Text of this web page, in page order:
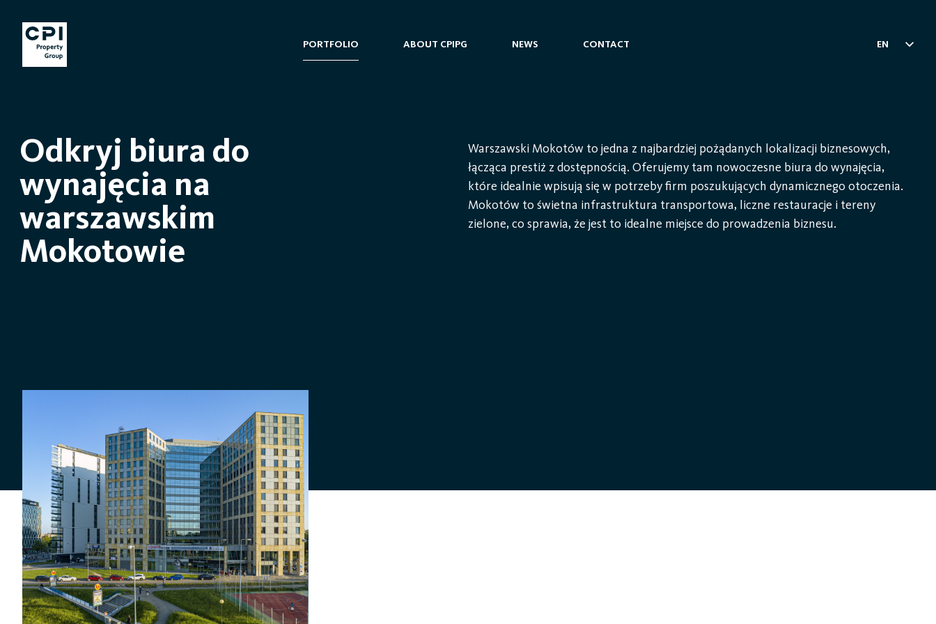
PORTFOLIO ABOUT CPIPG NEWS CONTACT EN
Odkryj biura do
wynajęcia na
warszawskim
Mokotowie
Warszawski Mokotów to jedna z najbardziej pożądanych lokalizacji biznesowych,
łącząca prestiż z dostępnością. Oferujemy tam nowoczesne biura do wynajęcia,
które idealnie wpisują się w potrzeby firm poszukujących dynamicznego otoczenia.
Mokotów to świetna infrastruktura transportowa, liczne restauracje i tereny
zielone, co sprawia, że jest to idealne miejsce do prowadzenia biznesu.